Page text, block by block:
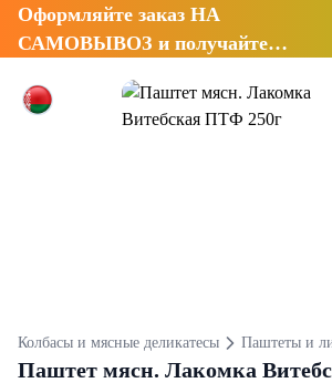
Оформляйте заказ НА
САМОВЫВОЗ и получайте
Колбасы и мясные деликатесы Паштеты и
Паштет мясн. Лакомка